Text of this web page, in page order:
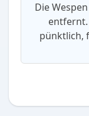
Die
pünktlich,